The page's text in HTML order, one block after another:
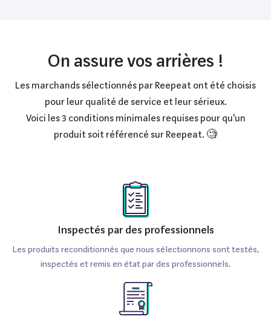
On assure vos arrières !
Les marchands sélectionnés par Reepeat ont été choisis
pour leur qualité de service et leur sérieux.
Voici les 3 conditions minimales requises pour qu'un
produit soit référencé sur Reepeat. 🧐
Inspectés par des professionnels
Les produits reconditionnés que nous sélectionnons sont testés,
inspectés et remis en état par des professionnels.